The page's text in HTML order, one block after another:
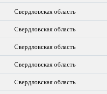
Свердловская область
Свердловская область
Свердловская область
Свердловская область
Свердловская область